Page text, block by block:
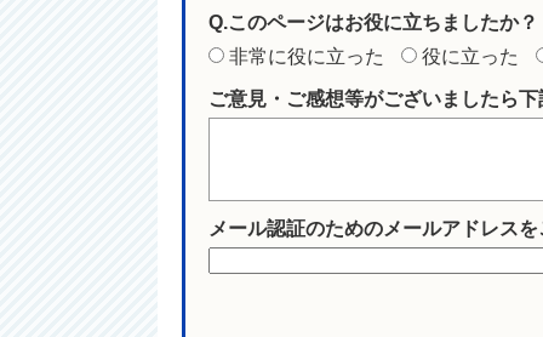
Q.このページはお役に立ちましたか？
非常に役に立った
役に立った
ご意見・ご感想等がございましたら
メール認証のためのメールアドレス